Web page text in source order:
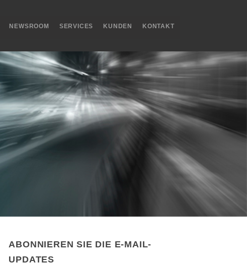
NEWSROOM SERVICES KUNDEN KONTAKT
ABONNIEREN SIE DIE E-MAIL-
UPDATES